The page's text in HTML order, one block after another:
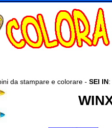
da stampare e colorare - SEI IN: